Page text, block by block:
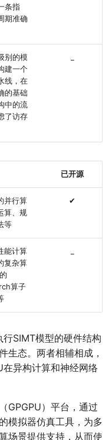
条指
期准确
别的模
建一个
线，在
的基础
中的流
了访存
已开源
并行算
算、规
等
✔
能计算
复杂算
算子
SIMT模型的硬件结构
生态。两者相辅相成，
异构计算和神经网络
GPGPU）平台，通过
模拟器仿真工具，为多
场景提供支持，从而使